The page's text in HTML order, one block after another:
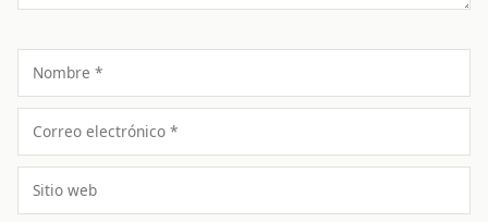
Nombre
Correo
electrónico
Sitio
web